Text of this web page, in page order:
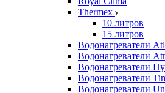
Thermex
10 литров
15 литров
Водонагреватели
Водонагреватели
Водонагреватели
Водонагреватели
Водонагреватели